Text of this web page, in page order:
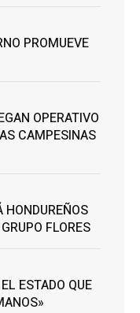
PROMUEVE
OPERATIVO
CAMPESINAS
FLORES
ESTADO QUE